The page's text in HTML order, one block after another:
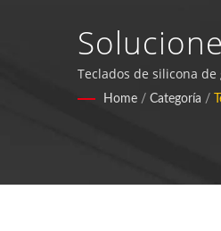
Teclados de silicona
Home / Categoría /